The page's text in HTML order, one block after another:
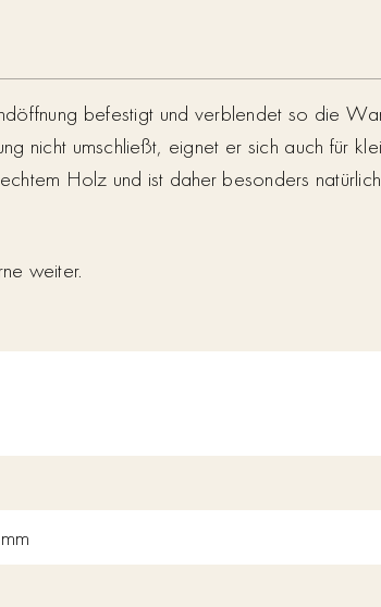
befestigt und verblendet so die
nicht umschließt, eignet er sich auch für
Holz und ist daher besonders
weiter.